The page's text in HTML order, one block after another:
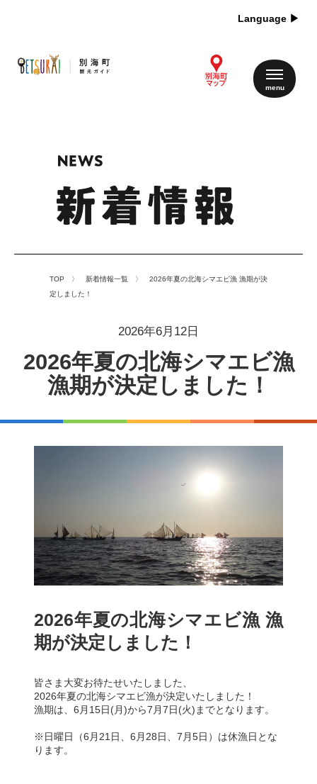
Language ▶︎
TOP 〉 新着情報一覧 〉 2026年夏の北海シマエビ漁 漁期が決
定しました！
2026年6月12日
2026年夏の北海シマエビ漁
漁期が決定しました！
2026年夏の北海シマエビ漁 漁
期が決定しました！
皆さま大変お待たせいたしました、
2026年夏の北海シマエビ漁が決定いたしました！
漁期は、6月15日(月)から7月7日(火)までとなります。
※日曜日（6月21日、6月28日、7月5日）は休漁日とな
ります。